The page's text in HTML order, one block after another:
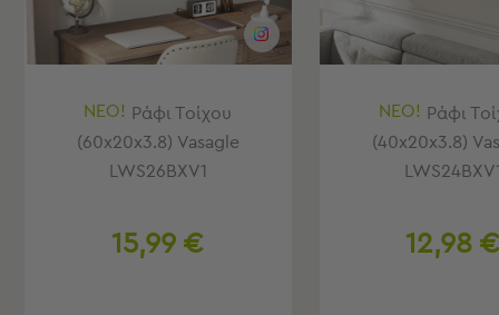
Σαγιονάρες
Σαγιονάρες
Γυναικείες
ΝΕΟ! Ράφι Τοίχου
(60x20x3.8) Vasagle
LWS26BXV1
15,99 €
ΝΕΟ! Ράφι
(40x20x3.8)
LWS24BXV1
12,98 €